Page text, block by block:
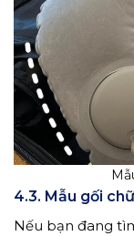
4.3. Mẫu gối
Nếu bạn đang